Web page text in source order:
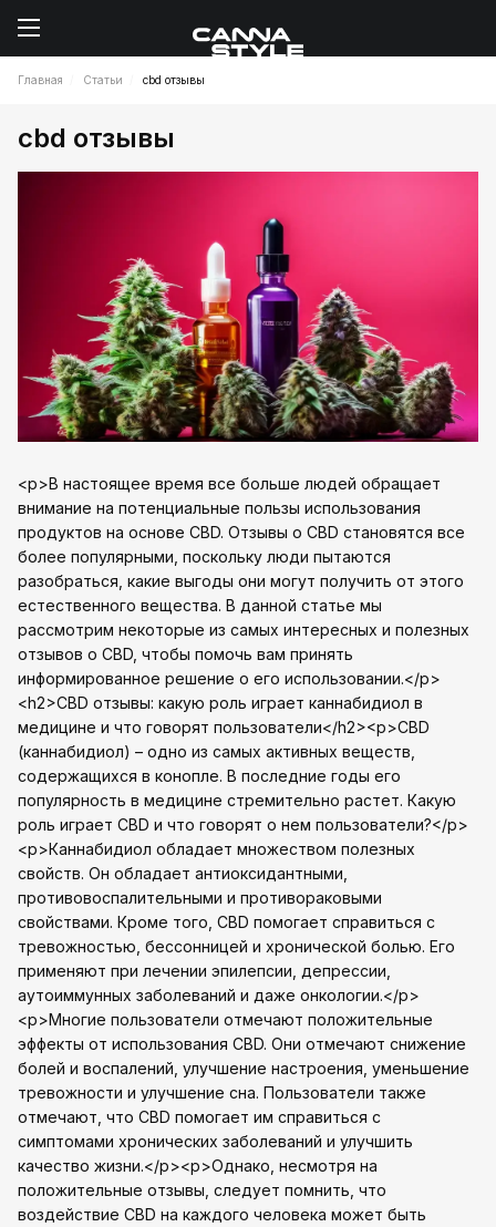
Главная Статьи cbd отзывы
cbd отзывы
<p>В настоящее время все больше людей обращает
внимание на потенциальные пользы использования
продуктов на основе CBD. Отзывы о CBD становятся все
более популярными, поскольку люди пытаются
разобраться, какие выгоды они могут получить от этого
естественного вещества. В данной статье мы
рассмотрим некоторые из самых интересных и полезных
отзывов о CBD, чтобы помочь вам принять
информированное решение о его использовании.</p>
<h2>CBD отзывы: какую роль играет каннабидиол в
медицине и что говорят пользователи</h2><p>CBD
(каннабидиол) – одно из самых активных веществ,
содержащихся в конопле. В последние годы его
популярность в медицине стремительно растет. Какую
роль играет CBD и что говорят о нем пользователи?</p>
<p>Каннабидиол обладает множеством полезных
свойств. Он обладает антиоксидантными,
противовоспалительными и противораковыми
свойствами. Кроме того, CBD помогает справиться с
тревожностью, бессонницей и хронической болью. Его
применяют при лечении эпилепсии, депрессии,
аутоиммунных заболеваний и даже онкологии.</p>
<p>Многие пользователи отмечают положительные
эффекты от использования CBD. Они отмечают снижение
болей и воспалений, улучшение настроения, уменьшение
тревожности и улучшение сна. Пользователи также
отмечают, что CBD помогает им справиться с
симптомами хронических заболеваний и улучшить
качество жизни.</p><p>Однако, несмотря на
положительные отзывы, следует помнить, что
воздействие CBD на каждого человека может быть